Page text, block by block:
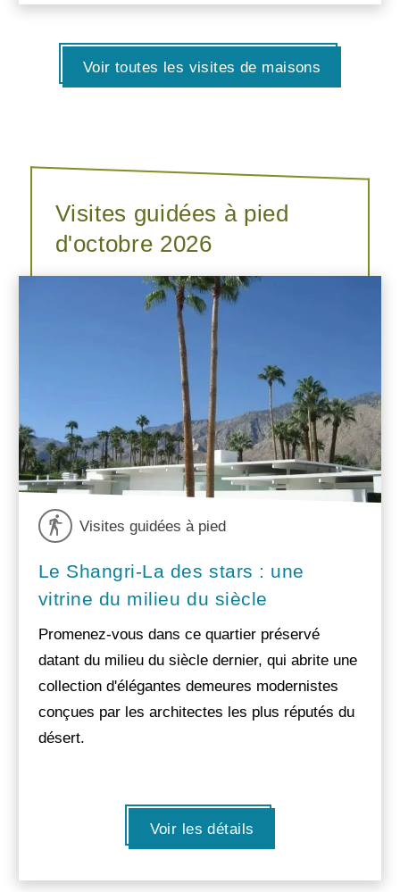
Voir toutes les visites de maisons
Visites guidées à pied
d'octobre 2026
Visites guidées à pied
Le Shangri-La des stars : une
vitrine du milieu du siècle
Promenez-vous dans ce quartier préservé
datant du milieu du siècle dernier, qui abrite une
collection d'élégantes demeures modernistes
conçues par les architectes les plus réputés du
désert.
Voir les détails